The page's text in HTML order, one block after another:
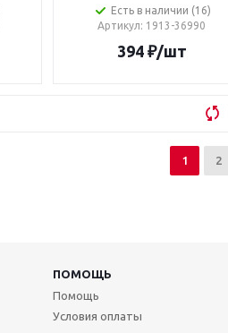
Есть в наличии (16)
Артикул: 1913-36990
394₽/шт
1 2
ПОМОЩЬ
Помощь
Условия оплаты